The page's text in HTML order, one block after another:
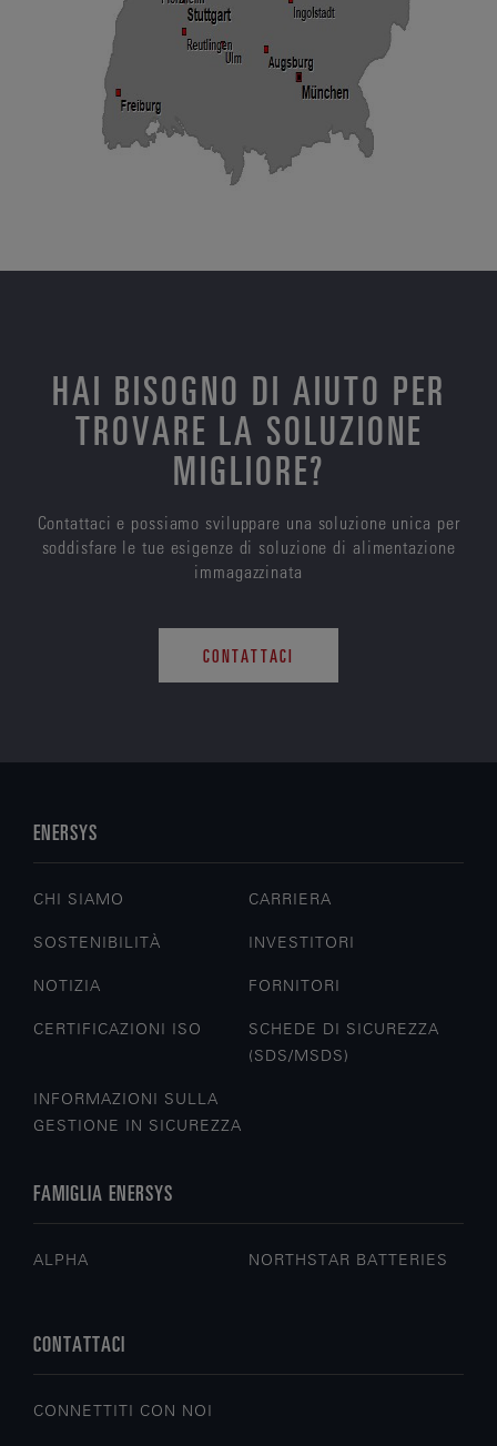
HAI BISOGNO DI AIUTO PER
TROVARE LA SOLUZIONE
MIGLIORE?
Contattaci e possiamo sviluppare una soluzione unica per
soddisfare le tue esigenze di soluzione di alimentazione
immagazzinata
CONTATTACI
ENERSYS
CHI SIAMO CARRIERA
SOSTENIBILITÀ INVESTITORI
NOTIZIA FORNITORI
CERTIFICAZIONI ISO
SCHEDE DI SICUREZZA
(SDS/MSDS)
INFORMAZIONI SULLA
GESTIONE IN SICUREZZA
FAMIGLIA ENERSYS
ALPHA NORTHSTAR BATTERIES
CONTATTACI
CONNETTITI CON NOI